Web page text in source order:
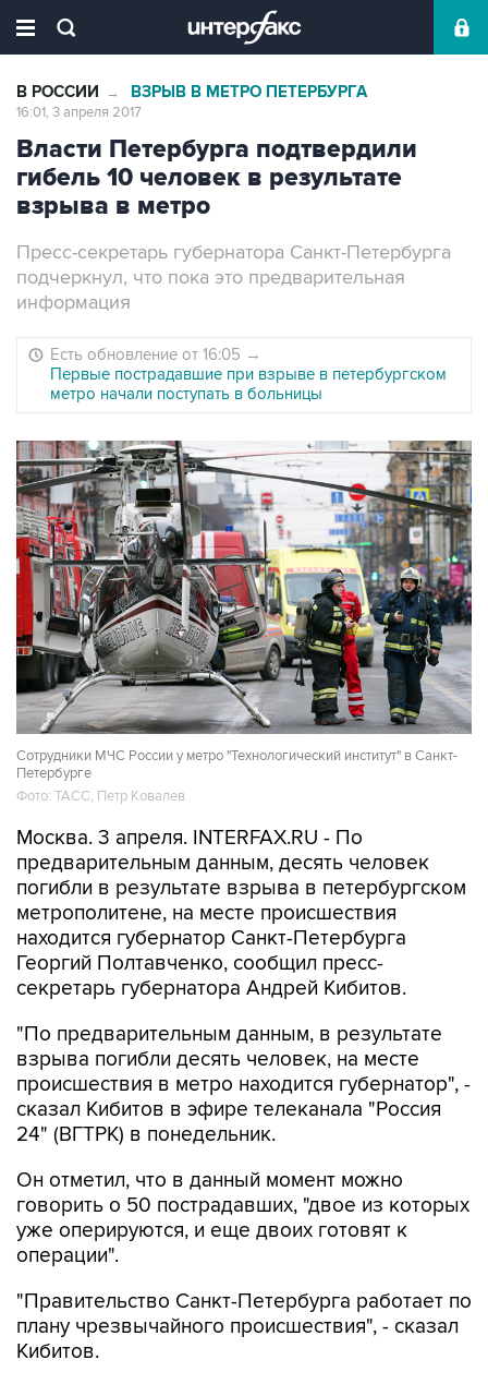
В РОССИИ → ВЗРЫВ В МЕТРО ПЕТЕРБУРГА
16:01, 3 апреля 2017
Власти Петербурга подтвердили
гибель 10 человек в результате
взрыва в метро
Пресс-секретарь губернатора Санкт-Петербурга
подчеркнул, что пока это предварительная
информация
Есть обновление от 16:05 →
Первые пострадавшие при взрыве в петербургском
метро начали поступать в больницы
Сотрудники МЧС России у метро "Технологический институт" в Санкт-
Петербурге
Фото: ТАСС, Петр Ковалев
Москва. 3 апреля. INTERFAX.RU - По
предварительным данным, десять человек
погибли в результате взрыва в петербургском
метрополитене, на месте происшествия
находится губернатор Санкт-Петербурга
Георгий Полтавченко, сообщил пресс-
секретарь губернатора Андрей Кибитов.
"По предварительным данным, в результате
взрыва погибли десять человек, на месте
происшествия в метро находится губернатор", -
сказал Кибитов в эфире телеканала "Россия
24" (ВГТРК) в понедельник.
Он отметил, что в данный момент можно
говорить о 50 пострадавших, "двое из которых
уже оперируются, и еще двоих готовят к
операции".
"Правительство Санкт-Петербурга работает по
плану чрезвычайного происшествия", - сказал
Кибитов.